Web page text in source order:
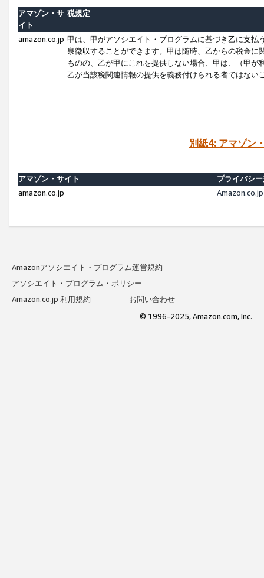
アマゾン・サ
イト
税規定
amazon.co.jp 甲は、甲がアソシエイト・プログラムに基づき乙に支
泉徴収することができます。甲は随時、乙からの税金
ものの、乙が甲にこれを提供しない場合、甲は、（甲
乙が当該税関連情報の提供を義務付けられる者ではな
別紙4: アマゾン
アマゾン・サイト
プライバシ
amazon.co.jp
Amazonアソシエイト・プログラム運営規約
アソシエイト・プログラム・ポリシー
Amazon.co.jp 利用規約
お問い合わせ
© 1996-2025, Amazon.com, Inc.